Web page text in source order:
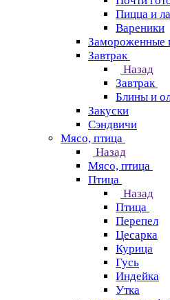
Пицца и
Вареники
Замороженные
Завтрак
Назад
Завтрак
Блины и
Закуски
Сэндвичи
Мясо, птица
Назад
Мясо, птица
Птица
Назад
Птица
Перепел
Цесарка
Курица
Гусь
Индейка
Утка